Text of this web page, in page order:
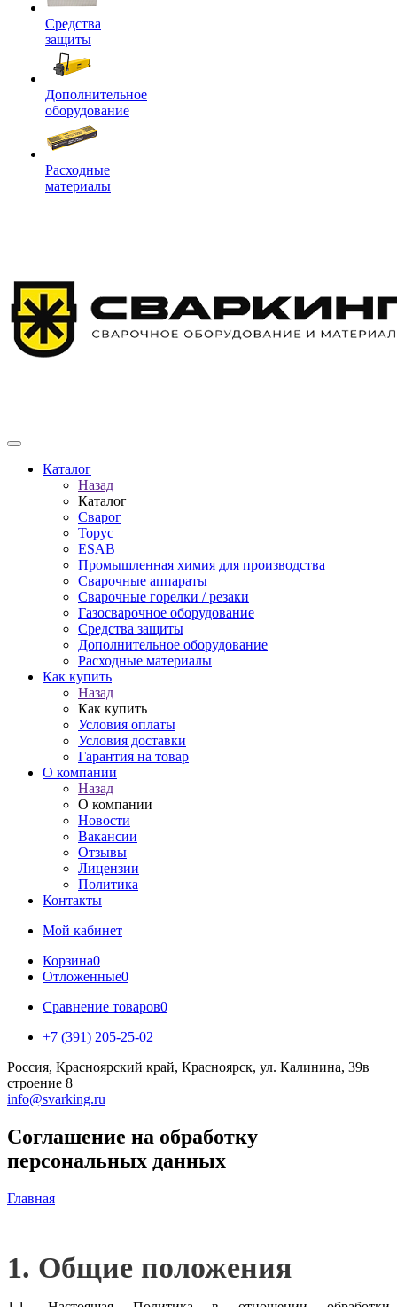
Средства
защиты
Дополнительное
оборудование
Расходные
материалы
Каталог
Назад
Каталог
Сварог
Торус
ESAB
Промышленная химия для производства
Сварочные аппараты
Сварочные горелки / резаки
Газосварочное оборудование
Средства защиты
Дополнительное оборудование
Расходные материалы
Как купить
Назад
Как купить
Условия оплаты
Условия доставки
Гарантия на товар
О компании
Назад
О компании
Новости
Вакансии
Отзывы
Лицензии
Политика
Контакты
Мой кабинет
Корзина0
Отложенные0
Сравнение товаров0
+7 (391) 205-25-02
Россия, Красноярский край, Красноярск, ул. Калинина, 39в
строение 8
info@svarking.ru
Соглашение на обработку
персональных данных
Главная
1. Общие положения